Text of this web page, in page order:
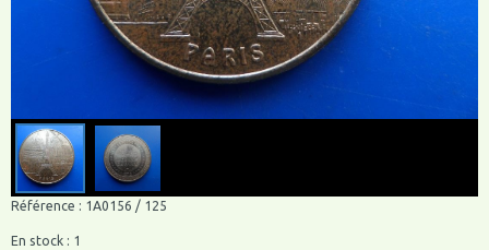
Référence : 1A0156 / 125
En stock : 1